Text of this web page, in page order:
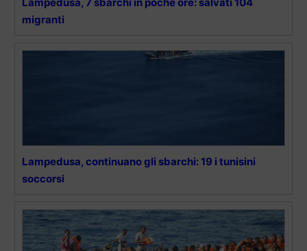
Lampedusa, 7 sbarchi in poche ore: salvati 104
migranti
Lampedusa, continuano gli sbarchi: 19 i tunisini
soccorsi